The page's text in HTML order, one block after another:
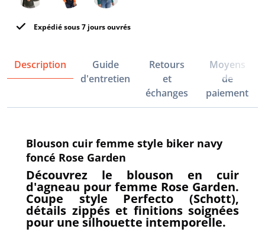
Expédié sous 7 jours ouvrés
Description
Guide
d'entretien
Retours
et
échanges
Moyens
de
paiement
Blouson cuir femme style biker navy
foncé Rose Garden
Découvrez le blouson en cuir
d'agneau pour femme Rose Garden.
Coupe style Perfecto (Schott),
détails zippés et finitions soignées
pour une silhouette intemporelle.